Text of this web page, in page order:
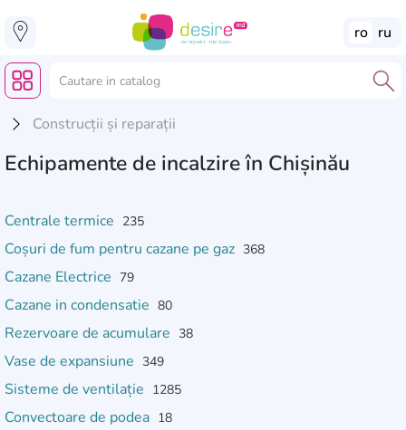
ro ru
Construcții și reparații
Echipamente de incalzire în Chișinău
Centrale termice 235
Coșuri de fum pentru cazane pe gaz 368
Cazane Electrice 79
Cazane in condensatie 80
Rezervoare de acumulare 38
Vase de expansiune 349
Sisteme de ventilație 1285
Convectoare de podea 18